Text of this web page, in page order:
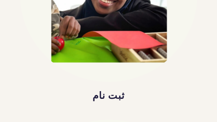
ثبت نام